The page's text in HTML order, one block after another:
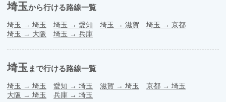
埼玉から行ける路線一覧
埼玉 → 埼玉 埼玉 → 愛知 埼玉 → 滋賀 埼玉 → 京都
埼玉 → 大阪 埼玉 → 兵庫
埼玉 まで行ける路線一覧
埼玉 → 埼玉 愛知 → 埼玉 滋賀 → 埼玉 京都 → 埼玉
大阪 → 埼玉 兵庫 → 埼玉